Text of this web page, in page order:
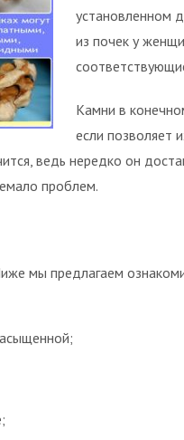
установленном
из почек у
Камни в
если позволяет
ведь нередко он
проблем.
мы предлагаем